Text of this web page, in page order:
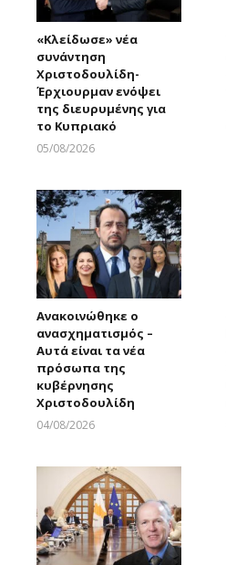
«Κλείδωσε» νέα
συνάντηση
Χριστοδουλίδη-
Έρχιουρμαν ενόψει
της διευρυμένης για
το Κυπριακό
05/08/2026
Ανακοινώθηκε ο
ανασχηματισμός –
Αυτά είναι τα νέα
πρόσωπα της
κυβέρνησης
Χριστοδουλίδη
04/08/2026